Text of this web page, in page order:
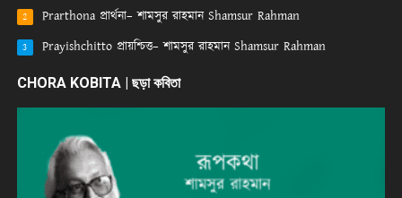
2 Prarthona প্রার্থনা– শামসুর রাহমান Shamsur Rahman
3 Prayishchitto প্রায়শ্চিত্ত– শামসুর রাহমান Shamsur Rahman
CHORA KOBITA | ছড়া কবিতা